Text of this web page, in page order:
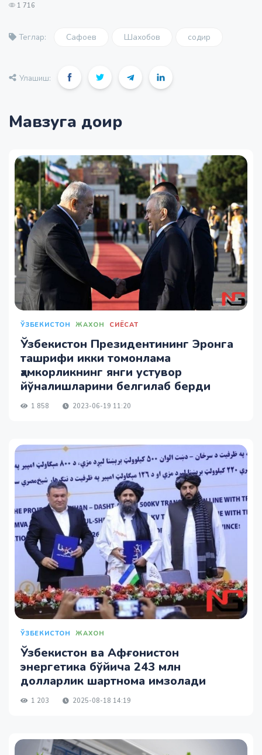
1 716
Теглар: Сафоев Шахобов содир
Улашиш:
Мавзуга доир
ЎЗБЕКИСТОН ЖАХОН СИЁСАТ
Ўзбекистон Президентининг Эронга
ташрифи икки томонлама
ҳамкорликнинг янги устувор
йўналишларини белгилаб берди
1 858 2023-06-19 11:20
ЎЗБЕКИСТОН ЖАХОН
Ўзбекистон ва Афғонистон
энергетика бўйича 243 млн
долларлик шартнома имзолади
1 203 2025-08-18 14:19